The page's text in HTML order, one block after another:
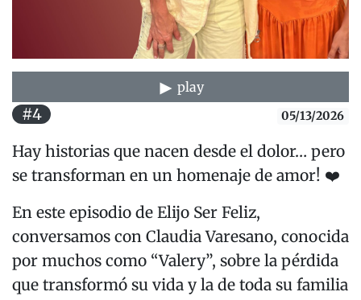
play
#4 05/13/2026
Hay historias que nacen desde el dolor… pero
se transforman en un homenaje de amor! ❤️
En este episodio de Elijo Ser Feliz,
conversamos con Claudia Varesano, conocida
por muchos como “Valery”, sobre la pérdida
que transformó su vida y la de toda su familia